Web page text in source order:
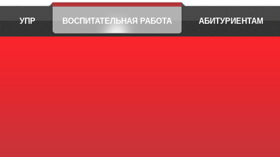
УПР ВОСПИТАТЕЛЬНАЯ РАБОТА АБИТУРИЕНТАМ